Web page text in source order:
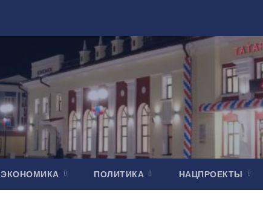
ЭКОНОМИКА ПОЛИТИКА НАЦПРОЕКТЫ